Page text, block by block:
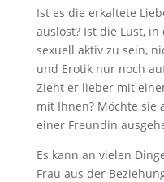
Ist es die erkaltete
auslöst? Ist die Lust,
sexuell aktiv zu sein,
und Erotik nur noch
Zieht er lieber mit
mit Ihnen? Möchte
einer Freundin
Es kann an vielen
Frau aus der